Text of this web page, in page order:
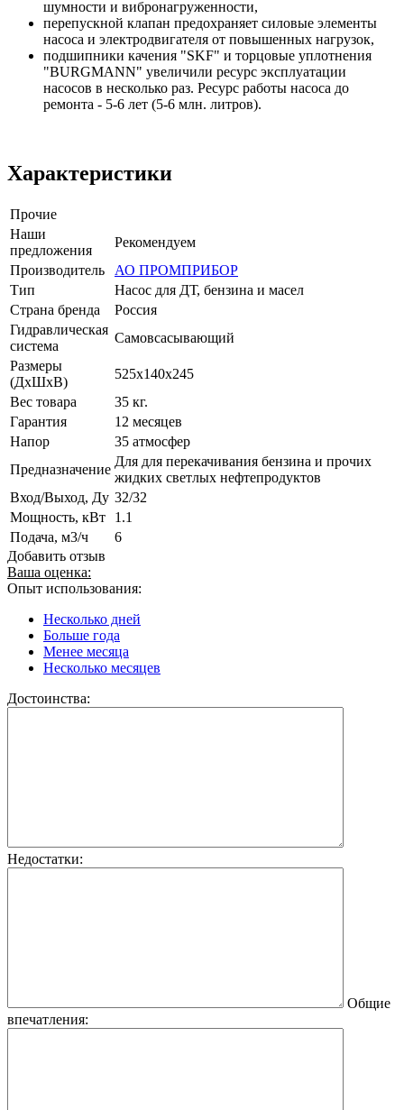
шумности и вибронагруженности,
перепускной клапан предохраняет силовые элементы
насоса и электродвигателя от повышенных нагрузок,
подшипники качения "SKF" и торцовые уплотнения
"BURGMANN" увеличили ресурс эксплуатации
насосов в несколько раз. Ресурс работы насоса до
ремонта - 5-6 лет (5-6 млн. литров).
Характеристики
Прочие
Наши
предложения
Рекомендуем
Производитель
АО ПРОМПРИБОР
Тип
Насос для ДТ, бензина и масел
Страна бренда
Россия
Гидравлическая
система
Cамовсасывающий
Размеры
(ДxШxВ)
525х140х245
Вес товара
35 кг.
Гарантия
12 месяцев
Напор
35 атмосфер
Предназначение
Для для перекачивания бензина и прочих
жидких светлых нефтепродуктов
Вход/Выход, Ду 32/32
Мощность, кВт
1.1
Подача, м3/ч
6
Добавить отзыв
Ваша оценка:
Опыт использования:
Несколько дней
Больше года
Менее месяца
Несколько месяцев
Достоинства:
Недостатки:
Общие
впечатления: